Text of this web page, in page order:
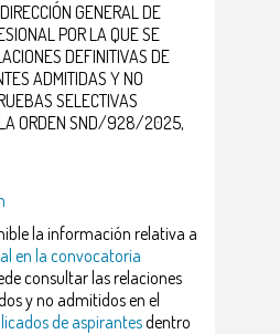
GENERAL DE
POR LA QUE SE
DEFINITIVAS DE
ADMITIDAS Y NO
SELECTIVAS
LA ORDEN SND/928/2025,
la información relativa a
en la convocatoria
consultar las relaciones
y no admitidos en el
de aspirantesdentro